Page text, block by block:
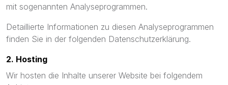
mit sogenannten Analyseprogrammen.
Detaillierte Informationen zu diesen Analyseprogrammen
finden Sie in der folgenden Datenschutzerklärung.
2. Hosting
Wir hosten die Inhalte unserer Website bei folgendem